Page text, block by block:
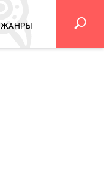
ЖАНРЫ